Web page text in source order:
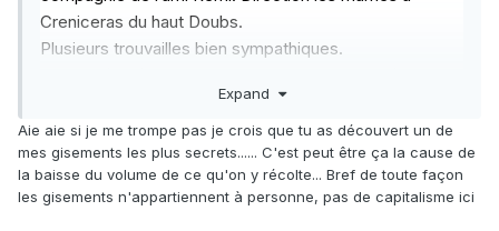
Creniceras du haut Doubs.
Plusieurs trouvailles bien sympathiques.
Euaspidoceras....
L’affleurement se situe dans un ruisseau, ...très
pratique pour un premier lavage....à condition de ne pas
y perdre ses bottes.
A bientôt.
Expand
Aie aie si je me trompe pas je crois que tu as découvert un de
mes gisements les plus secrets...... C'est peut être ça la cause de
la baisse du volume de ce qu'on y récolte... Bref de toute façon
les gisements n'appartiennent à personne, pas de capitalisme ici